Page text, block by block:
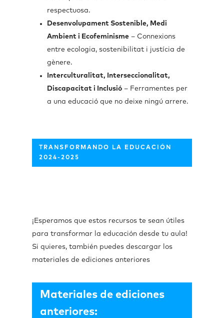
respectuosa.
Desenvolupament Sostenible, Medi
Ambient i Ecofeminisme – Connexions
entre ecologia, sostenibilitat i justícia de
gènere.
Interculturalitat, Interseccionalitat,
Discapacitat i Inclusió – Ferramentes per
a una educació que no deixe ningú arrere.
TRANSFORMANDO LA EDUCACIÓN
2024-2025
¡Esperamos que estos recursos te sean útiles
para transformar la educación desde tu aula!
Si quieres, también puedes descargar los
materiales de ediciones anteriores
Materiales de ediciones
anteriores: